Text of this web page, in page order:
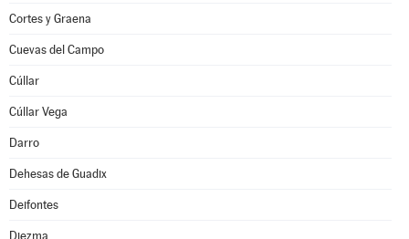
Cortes y Graena
Cuevas del Campo
Cúllar
Cúllar Vega
Darro
Dehesas de Guadix
Deifontes
Diezma